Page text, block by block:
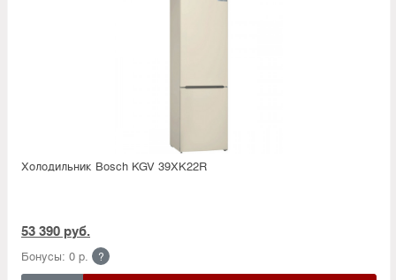
Холодильник Bosсh KGV 39XK22R
53 390 руб.
Бонусы: 0 р. ?